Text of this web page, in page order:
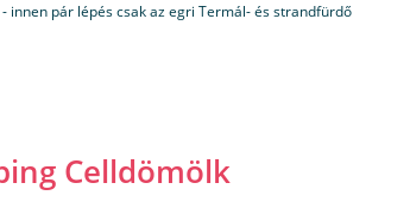
innen pár lépés csak az egri Termál- és strandfürdő
Celldömölk